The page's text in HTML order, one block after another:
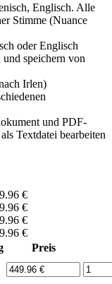
Englisch. Alle
Stimme (Nuance
oder Englisch
speichern von
Irlen)
und PDF-
Textdatei bearbeiten
€
€
€
€
Preis